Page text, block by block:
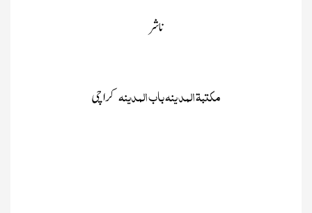
ناشر
مکتبۃ المد ینہ باب المدینہکراچی